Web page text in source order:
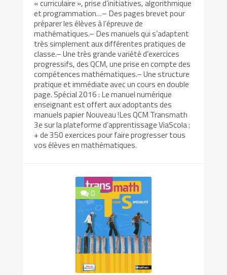
« curriculaire », prise d’initiatives, algorithmique
et programmation…– Des pages brevet pour
préparer les élèves à l’épreuve de
mathématiques.– Des manuels qui s’adaptent
très simplement aux différentes pratiques de
classe.– Une très grande variété d’exercices
progressifs, des QCM, une prise en compte des
compétences mathématiques.– Une structure
pratique et immédiate avec un cours en double
page. Spécial 2016 : Le manuel numérique
enseignant est offert aux adoptants des
manuels papier Nouveau !Les QCM Transmath
3e sur la plateforme d’apprentissage ViaScola :
+ de 350 exercices pour faire progresser tous
vos élèves en mathématiques.
0